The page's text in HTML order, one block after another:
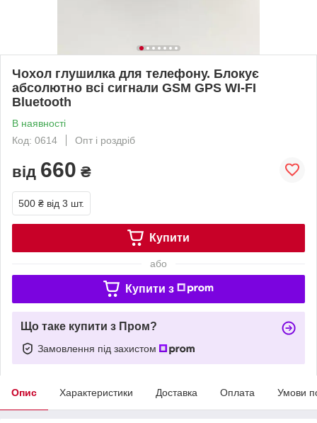
Чохол глушилка для телефону. Блокує
абсолютно всі сигнали GSM GPS WI-FI
Bluetooth
В наявності
Код: 0614
Опт і роздріб
від 660 ₴
500 ₴ від 3 шт.
Купити
або
Купити з
Що таке купити з Пром?
Замовлення під захистом
Опис Характеристики Доставка Оплата Умови